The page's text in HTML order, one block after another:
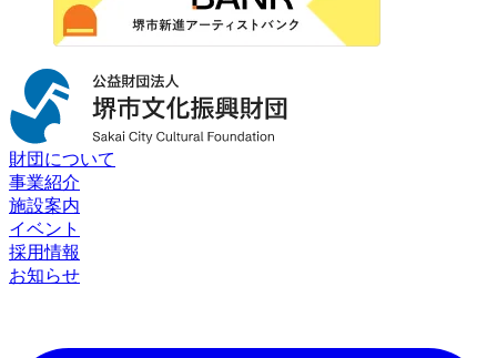
財団について
事業紹介
施設案内
イベント
採用情報
お知らせ